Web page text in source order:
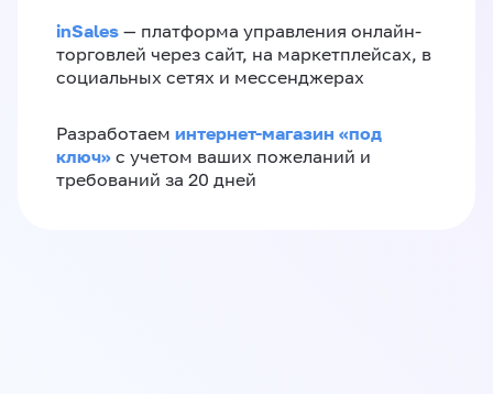
inSales — платформа управления онлайн-
торговлей через сайт, на маркетплейсах, в
социальных сетях и мессенджерах
Разработаем интернет-магазин «‎под
ключ»‎ с учетом ваших пожеланий и
требований за 20 дней